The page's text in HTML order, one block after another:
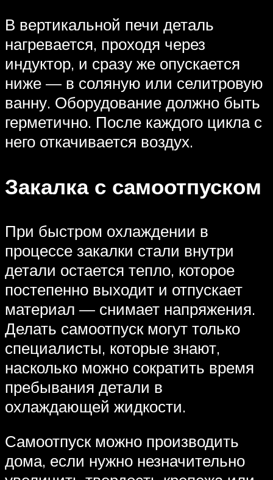
В вертикальной печи деталь
нагревается, проходя через
индуктор, и сразу же опускается
ниже — в соляную или селитровую
ванну. Оборудование должно быть
герметично. После каждого цикла с
него откачивается воздух.
Закалка с самоотпуском
При быстром охлаждении в
процессе закалки стали внутри
детали остается тепло, которое
постепенно выходит и отпускает
материал — снимает напряжения.
Делать самоотпуск могут только
специалисты, которые знают,
насколько можно сократить время
пребывания детали в
охлаждающей жидкости.
Самоотпуск можно производить
дома, если нужно незначительно